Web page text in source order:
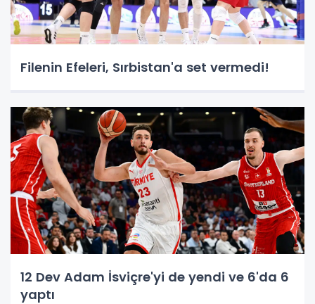
Filenin Efeleri, Sırbistan'a set vermedi!
12 Dev Adam İsviçre'yi de yendi ve 6'da 6
yaptı